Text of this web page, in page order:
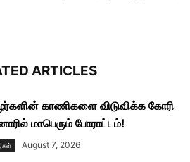
ARTICLES
காணிகளை விடுவிக்க கோரி
மாபெரும் போராட்டம்!
August 7, 2026